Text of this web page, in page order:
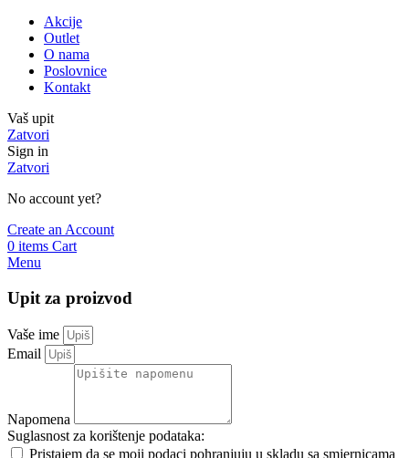
Akcije
Outlet
O nama
Poslovnice
Kontakt
Vaš upit
Zatvori
Sign in
Zatvori
No account yet?
Create an Account
0 items Cart
Menu
Upit za proizvod
Vaše ime
Email
Napomena
Suglasnost za korištenje podataka:
Pristajem da se moji podaci pohranjuju u skladu sa smjernicama